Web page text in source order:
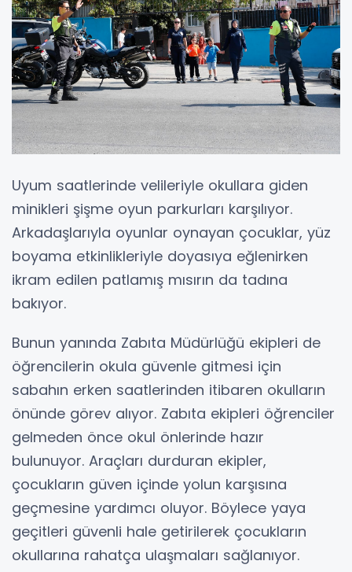
Uyum saatlerinde velileriyle okullara giden
minikleri şişme oyun parkurları karşılıyor.
Arkadaşlarıyla oyunlar oynayan çocuklar, yüz
boyama etkinlikleriyle doyasıya eğlenirken
ikram edilen patlamış mısırın da tadına
bakıyor.
Bunun yanında Zabıta Müdürlüğü ekipleri de
öğrencilerin okula güvenle gitmesi için
sabahın erken saatlerinden itibaren okulların
önünde görev alıyor. Zabıta ekipleri öğrenciler
gelmeden önce okul önlerinde hazır
bulunuyor. Araçları durduran ekipler,
çocukların güven içinde yolun karşısına
geçmesine yardımcı oluyor. Böylece yaya
geçitleri güvenli hale getirilerek çocukların
okullarına rahatça ulaşmaları sağlanıyor.